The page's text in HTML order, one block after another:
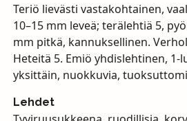
Teriö lievästi vastakohtainen,
10–15 mm leveä; terälehtiä 5,
mm pitkä, kannuksellinen.
Heteitä 5. Emiö yhdislehtinen, 1-
yksittäin, nuokkuvia,
Lehdet